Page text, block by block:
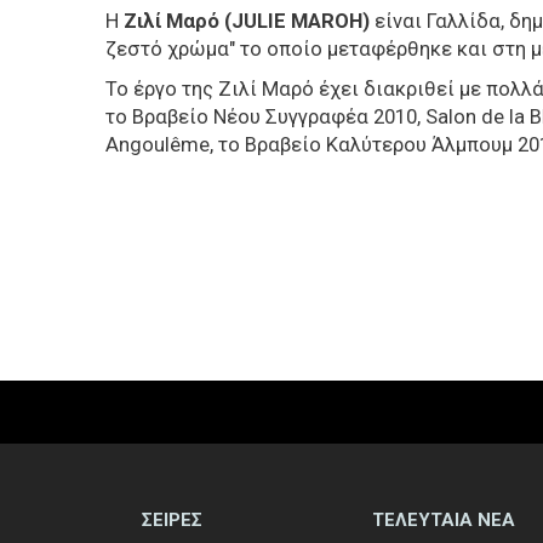
Η Ζιλί Μαρό (JULIE MAROH) είναι Γαλλίδα,
ζεστό χρώμα" το οποίο μεταφέρθηκε και στη
Το έργο της Ζιλί Μαρό έχει διακριθεί με
το Βραβείο Νέου Συγγραφέα 2010, Salon de la
Angoulême, το Βραβείο Καλύτερου Άλμπουμ
ΣΕΙΡΕΣ ΤΕΛΕΥΤΑΙΑ ΝΕΑ